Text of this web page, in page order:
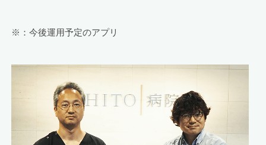
※：今後運用予定のアプリ